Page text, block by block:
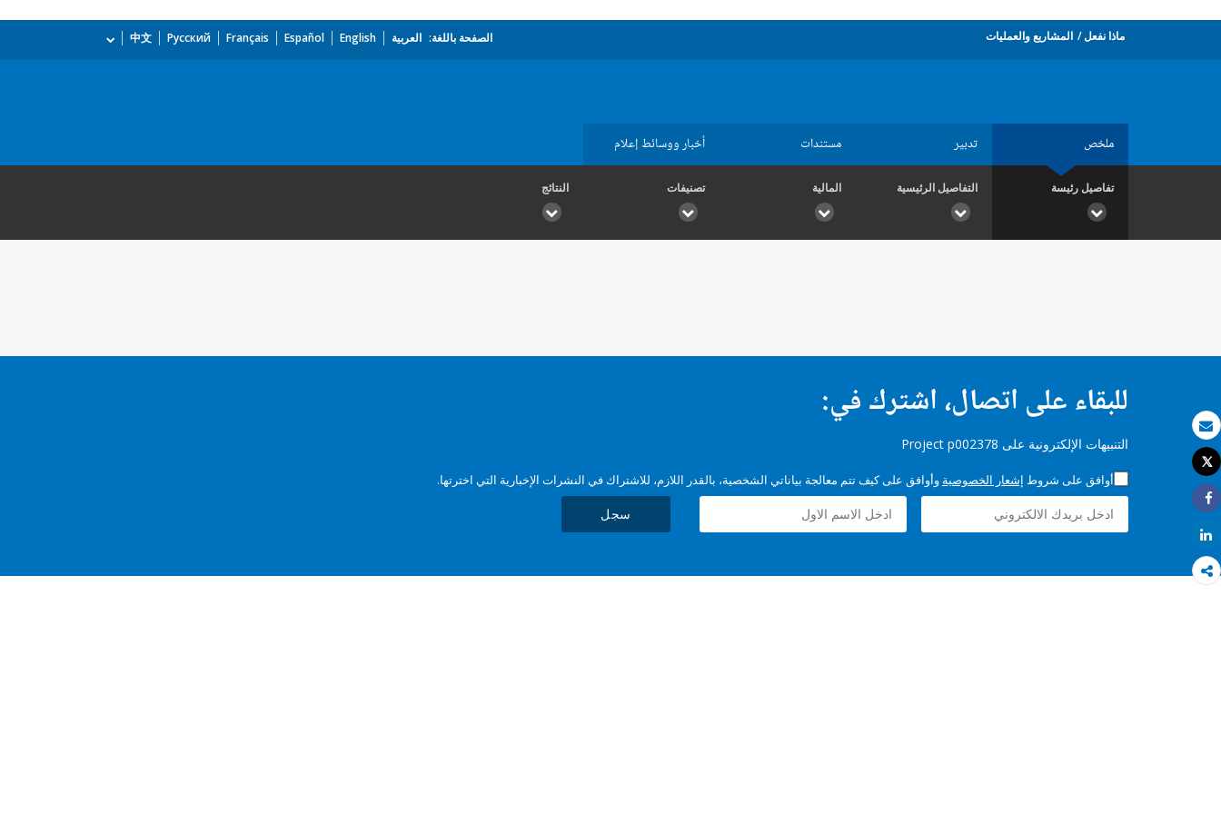
بريد الكتروني
طباعة
Tweet
Share
Share
ماذا نفعل المشاريع والعمليات الصفحة باللغة: العربية English
Español
Français
Русский
中文
ملخص تدبير مستندات أخبار ووسائط إعلام
تفاصيل رئيسة التفاصيل الرئيسية المالية تصنيفات النتائج
للبقاء على اتصال، اشترك في:
التنبيهات الإلكترونية على Project p002378
أوافق على شروط إشعار الخصوصية وأوافق على كيف تتم معالجة بياناتي الشخصية، بالقدر اللازم، للاشتراك في النشرات الإخبارية التي اخترتها.
سجل